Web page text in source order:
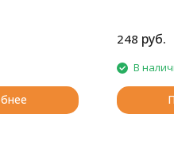
248 руб.
В